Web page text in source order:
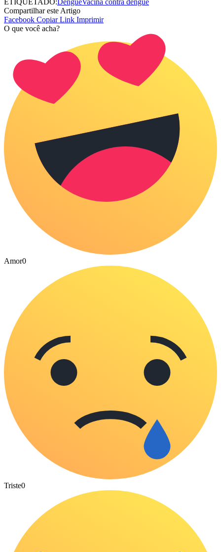
Compartilhar este Artigo
Facebook Copiar Link Imprimir
O que você acha?
Amor0
Triste0